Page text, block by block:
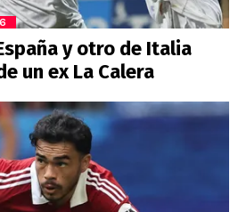
y otro de Italia
un ex La Calera